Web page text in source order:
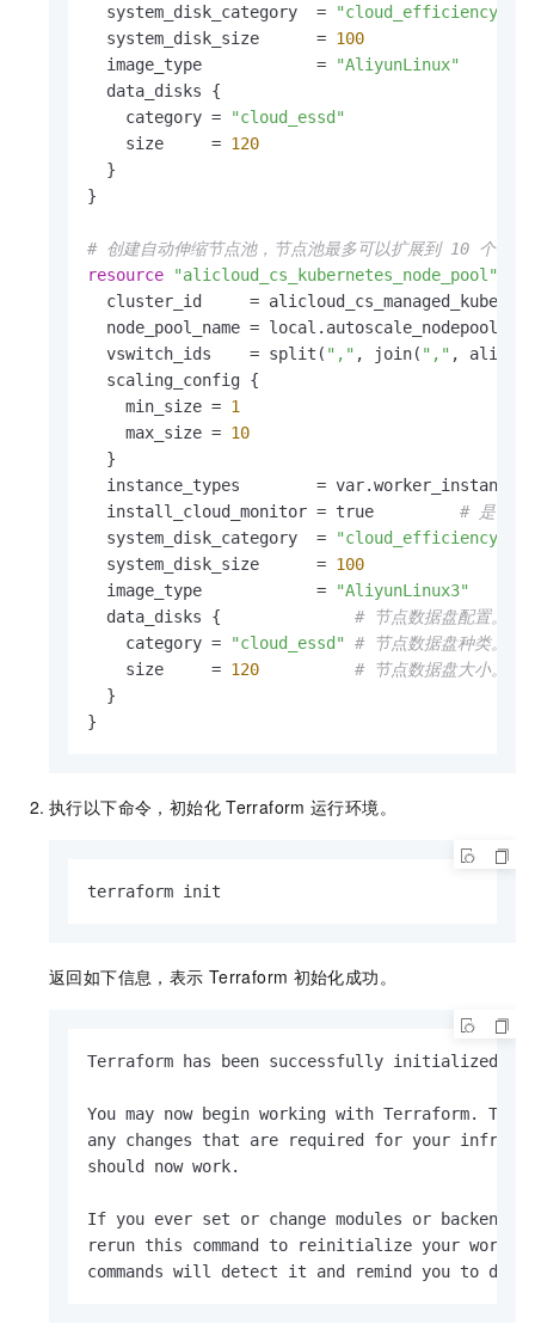
  system_disk_category  =
"cloud_efficiency"
  system_disk_size      =
100
  image_type            =
"AliyunLinux"
  data_disks {
    category =
"cloud_essd"
    size     =
120
  }
}
# 创建自动伸缩节点池，节点池最多可以扩展到 10 个节
resource
"alicloud_cs_kubernetes_node_pool"
cluster_id     =
node_pool_name =
  vswitch_ids    = split(
"," , join( "," ,
  scaling_config {
    min_size =
1
    max_size =
10
  }
instance_types        =
  install_cloud_monitor = true
# 是否为
  system_disk_category  =
"cloud_efficiency"
  system_disk_size      =
100
  image_type            =
"AliyunLinux3"
  data_disks {
# 节点数据盘配置。
    category =
"cloud_essd"
# 节点数据盘种类。
    size     =
120
# 节点数据盘大小。
  }
}
执行以下命令，初始化 Terraform 运行环境。
terraform init
返回如下信息，表示 Terraform 初始化成功。
Terraform has been successfully initialized!
You may now begin working with Terraform. Try
any changes that are required for your
should now work.
If you ever set or change modules or backend
rerun this command to reinitialize your
commands will detect it and remind you to do